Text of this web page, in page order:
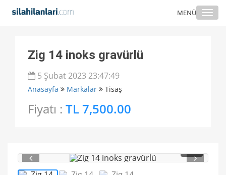
MENÜ
Zig 14 inoks gravürlü
5 Şubat 2023 23:47:49
Anasayfa Markalar Tisaş
Fiyatı : TL 7,500.00
1/ 3